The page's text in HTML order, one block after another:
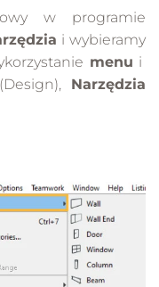
w programie
i wybieramy
menu i
Narzędzia